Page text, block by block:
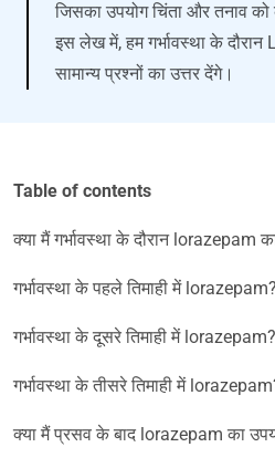
जिसका उपयोग चिंता और तनाव
इस लेख में, हम गर्भावस्था के
सामान्य प्रश्नों का उत्तर देंगे।
Table of contents
क्या मैं गर्भावस्था के दौरान lorazepam
गर्भावस्था के पहले तिमाही में lorazepam?
गर्भावस्था के दूसरे तिमाही में lorazepam?
गर्भावस्था के तीसरे तिमाही में
क्या मैं प्रसव के बाद lorazepam का